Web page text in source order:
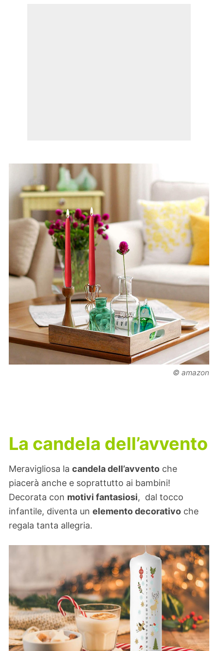
© amazon
La candela dell’avvento
Meravigliosa la candela dell’avvento che
piacerà anche e soprattutto ai bambini!
Decorata con motivi fantasiosi, dal tocco
infantile, diventa un elemento decorativo che
regala tanta allegria.